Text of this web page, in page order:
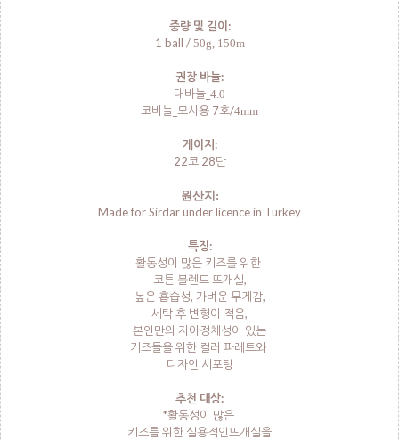
중량 및 길이:
1 ball / 50g, 150m
권장 바늘:
대바늘_ 4.0
코바늘_모사용 7호/4mm
게이지:
22코 28단
원산지:
Made for Sirdar under licence in Turkey
특징:
활동성이 많은 키즈를 위한
코튼 블렌드 뜨개실,
높은 흡습성, 가벼운 무게감,
세탁 후 변형이 적음,
본인만의 자아정체성이 있는
키즈들을 위한 컬러 파레트와
디자인 서포팅
추천 대상:
*활동성이 많은
키즈를 위한 실용적인뜨개실을